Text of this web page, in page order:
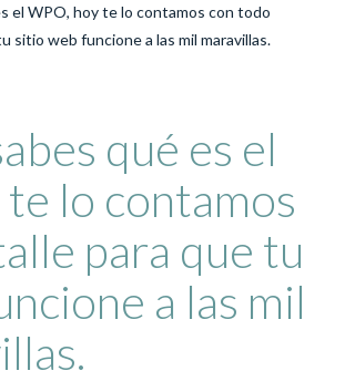
el WPO, hoy te lo contamos con todo
sitio web funcione a las mil maravillas.
qué es el
lo contamos
para que tu
a las mil